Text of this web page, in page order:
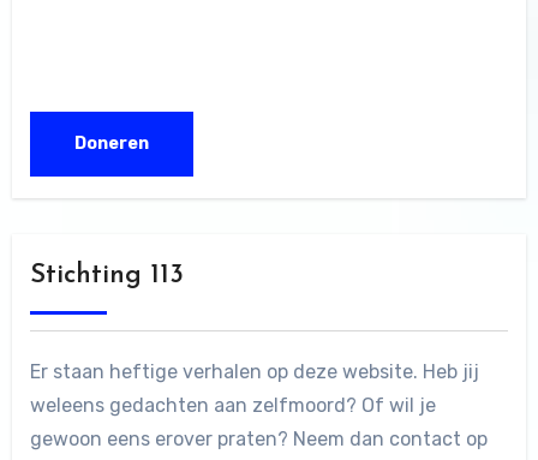
Stichting 113
Er staan heftige verhalen op deze website. Heb jij
weleens gedachten aan zelfmoord? Of wil je
gewoon eens erover praten? Neem dan contact op